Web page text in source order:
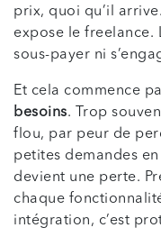
prix, quoi qu’il
expose le freelance.
sous-payer ni
Et cela commence
besoins. Trop
flou, par peur de
petites demandes
devient une perte.
chaque
intégration, c’est